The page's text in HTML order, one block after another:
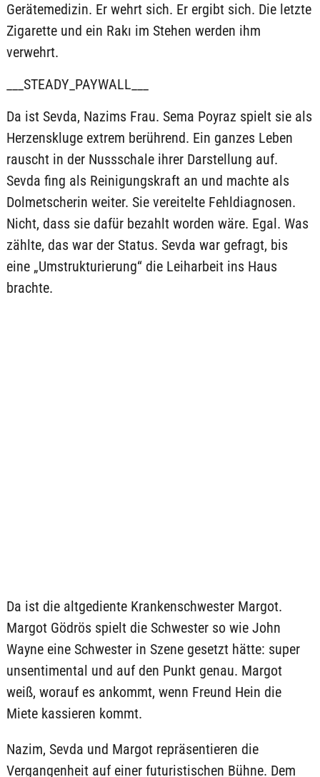
Gerätemedizin. Er wehrt sich. Er ergibt sich. Die letzte
Zigarette und ein Rakı im Stehen werden ihm
verwehrt.
___STEADY_PAYWALL___
Da ist Sevda, Nazims Frau. Sema Poyraz spielt sie als
Herzenskluge extrem berührend. Ein ganzes Leben
rauscht in der Nussschale ihrer Darstellung auf.
Sevda fing als Reinigungskraft an und machte als
Dolmetscherin weiter. Sie vereitelte Fehldiagnosen.
Nicht, dass sie dafür bezahlt worden wäre. Egal. Was
zählte, das war der Status. Sevda war gefragt, bis
eine „Umstrukturierung“ die Leiharbeit ins Haus
brachte.
Da ist die altgediente Krankenschwester Margot.
Margot Gödrös spielt die Schwester so wie John
Wayne eine Schwester in Szene gesetzt hätte: super
unsentimental und auf den Punkt genau. Margot
weiß, worauf es ankommt, wenn Freund Hein die
Miete kassieren kommt.
Nazim, Sevda und Margot repräsentieren die
Vergangenheit auf einer futuristischen Bühne. Dem